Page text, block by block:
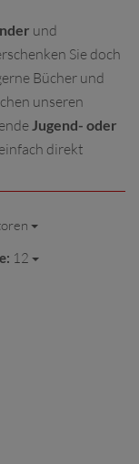
und
Sie doch
Bücher und
unseren
Jugend- oder
einfach direkt
12